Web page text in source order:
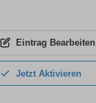
Eintrag Bearbeiten
Jetzt Aktivieren